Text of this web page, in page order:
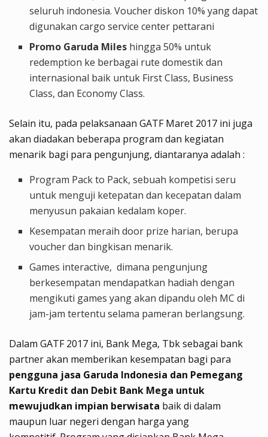
seluruh indonesia.Voucher diskon 10% yang dapat
digunakan cargo service center pettarani
Promo Garuda Miles hingga 50% untuk
redemption ke berbagai rute domestik dan
internasional baik untuk First Class, Business
Class, dan Economy Class.
Selain itu, pada pelaksanaan GATF Maret 2017 ini juga
akan diadakan beberapa program dan kegiatan
menarik bagi para pengunjung, diantaranya adalah :
Program Pack to Pack, sebuah kompetisi seru
untuk menguji ketepatan dan kecepatan dalam
menyusun pakaian kedalam koper.
Kesempatan meraih door prize harian, berupa
voucher dan bingkisan menarik.
Games interactive, dimana pengunjung
berkesempatan mendapatkan hadiah dengan
mengikuti games yang akan dipandu oleh MC di
jam-jam tertentu selama pameran berlangsung.
Dalam GATF 2017 ini, Bank Mega, Tbksebagai bank
partnerakan memberikan kesempatan bagi para
pengguna jasa Garuda Indonesia dan Pemegang
Kartu Kredit dan Debit Bank Mega untuk
mewujudkan impian berwisata baik di dalam
maupun luar negeri dengan harga yang